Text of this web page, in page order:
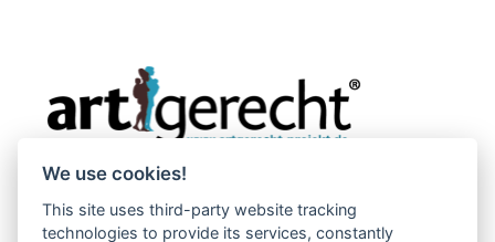
We use cookies!
This site uses third-party website tracking
technologies to provide its services, constantly